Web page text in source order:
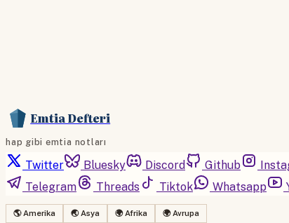
Emtia Defteri
hap gibi emtia notları
Twitter Bluesky Discord Github
Telegram
Threads Tiktok Whatsapp
🌎 Amerika 🌏 Asya 🌍 Afrika 🌍 Avrupa